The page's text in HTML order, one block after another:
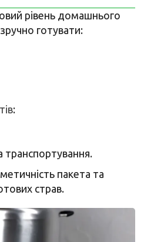
рівень домашнього
готувати:
:
транспортування.
пакета та
страв.